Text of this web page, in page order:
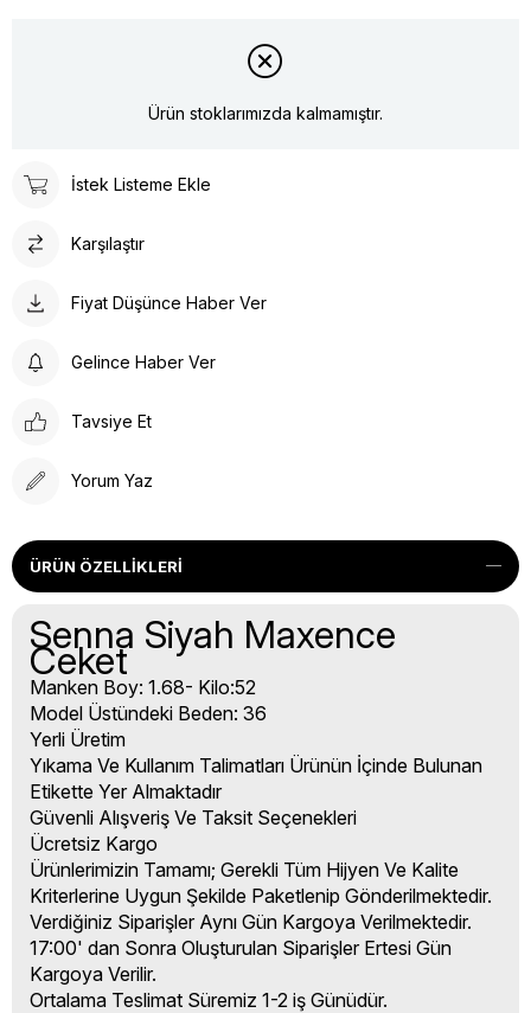
Ürün stoklarımızda kalmamıştır.
İstek Listeme Ekle
Karşılaştır
Fiyat Düşünce Haber Ver
Gelince Haber Ver
Tavsiye Et
Yorum Yaz
ÜRÜN ÖZELLIKLERI
Senna Siyah Maxence
Ceket
Manken Boy: 1.68- Kilo:52
Model Üstündeki Beden: 36
Yerli Üretim
Yıkama Ve Kullanım Talimatları Ürünün İçinde Bulunan
Etikette Yer Almaktadır
Güvenli Alışveriş Ve Taksit Seçenekleri
Ücretsiz Kargo
Ürünlerimizin Tamamı; Gerekli Tüm Hijyen Ve Kalite
Kriterlerine Uygun Şekilde Paketlenip Gönderilmektedir.
Verdiğiniz Siparişler Aynı Gün Kargoya Verilmektedir.
17:00' dan Sonra Oluşturulan Siparişler Ertesi Gün
Kargoya Verilir.
Ortalama Teslimat Süremiz 1-2 iş Günüdür.